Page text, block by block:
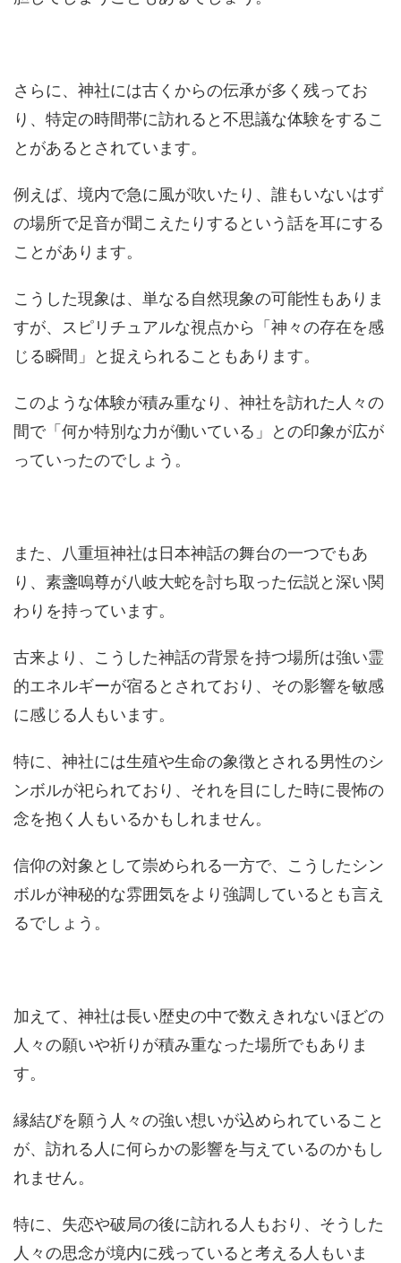
さらに、神社には古くからの伝承が多く残ってお
り、特定の時間帯に訪れると不思議な体験をするこ
とがあるとされています。
例えば、境内で急に風が吹いたり、誰もいないはず
の場所で足音が聞こえたりするという話を耳にする
ことがあります。
こうした現象は、単なる自然現象の可能性もありま
すが、スピリチュアルな視点から「神々の存在を感
じる瞬間」と捉えられることもあります。
このような体験が積み重なり、神社を訪れた人々の
間で「何か特別な力が働いている」との印象が広が
っていったのでしょう。
また、八重垣神社は日本神話の舞台の一つでもあ
り、素盞嗚尊が八岐大蛇を討ち取った伝説と深い関
わりを持っています。
古来より、こうした神話の背景を持つ場所は強い霊
的エネルギーが宿るとされており、その影響を敏感
に感じる人もいます。
特に、神社には生殖や生命の象徴とされる男性のシ
ンボルが祀られており、それを目にした時に畏怖の
念を抱く人もいるかもしれません。
信仰の対象として崇められる一方で、こうしたシン
ボルが神秘的な雰囲気をより強調しているとも言え
るでしょう。
加えて、神社は長い歴史の中で数えきれないほどの
人々の願いや祈りが積み重なった場所でもありま
す。
縁結びを願う人々の強い想いが込められていること
が、訪れる人に何らかの影響を与えているのかもし
れません。
特に、失恋や破局の後に訪れる人もおり、そうした
人々の思念が境内に残っていると考える人もいま